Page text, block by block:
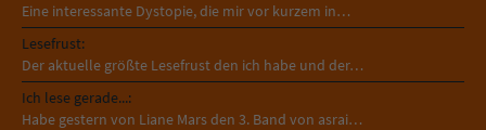
Eine interessante Dystopie, die mir vor kurzem in…
Lesefrust:
Der aktuelle größte Lesefrust den ich habe und der…
Ich lese gerade...:
Habe gestern von Liane Mars den 3. Band von asrai…